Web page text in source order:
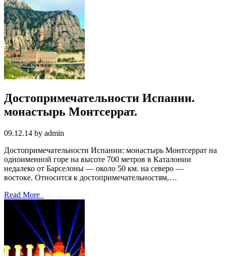
Достопримечательности Испании.
монастырь Монтсеррат.
09.12.14 by admin
Достопримечательности Испании: монастырь Монтсеррат на
одноименной горе на высоте 700 метров в Каталонии
недалеко от Барселоны — около 50 км. на северо —
востоке. Относится к достопримечательностям,…
Read More